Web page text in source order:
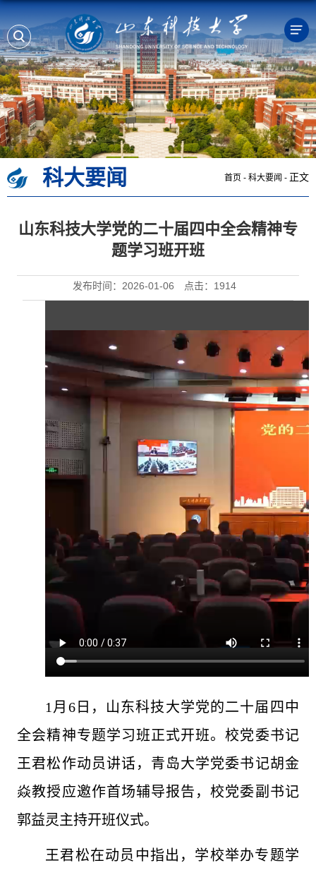
科大要闻 首页 - 科大要闻 - 正文
山东科技大学党的二十届四中全会精神专
题学习班开班
发布时间：2026-01-06 点击： 1914
1月6日，山东科技大学党的二十届四中
全会精神专题学习班正式开班。校党委书记
王君松作动员讲话，青岛大学党委书记胡金
焱教授应邀作首场辅导报告，校党委副书记
郭益灵主持开班仪式。
王君松在动员中指出，学校举办专题学